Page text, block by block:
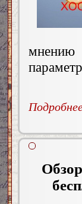
мнению